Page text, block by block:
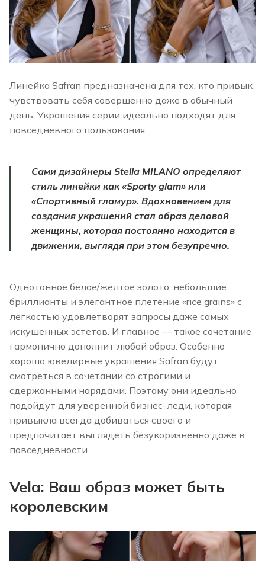
Линейка Safran предназначена для тех, кто привык
чувствовать себя совершенно даже в обычный
день. Украшения серии идеально подходят для
повседневного пользования.
Сами дизайнеры Stella MILANO определяют
стиль линейки как «Sporty glam» или
«Спортивный гламур». Вдохновением для
создания украшений стал образ деловой
женщины, которая постоянно находится в
движении, выглядя при этом безупречно.
Однотонное белое/желтое золото, небольшие
бриллианты и элегантное плетение «rice grains» с
легкостью удовлетворят запросы даже самых
искушенных эстетов. И главное — такое сочетание
гармонично дополнит любой образ. Особенно
хорошо ювелирные украшения Safran будут
смотреться в сочетании со строгими и
сдержанными нарядами. Поэтому они идеально
подойдут для уверенной бизнес-леди, которая
привыкла всегда добиваться своего и
предпочитает выглядеть безукоризненно даже в
повседневности.
Vela: Ваш образ может быть
королевским